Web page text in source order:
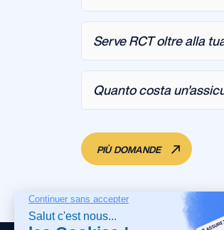
Serve RCT oltre alla
Quanto costa
PIÙ DOMANDE